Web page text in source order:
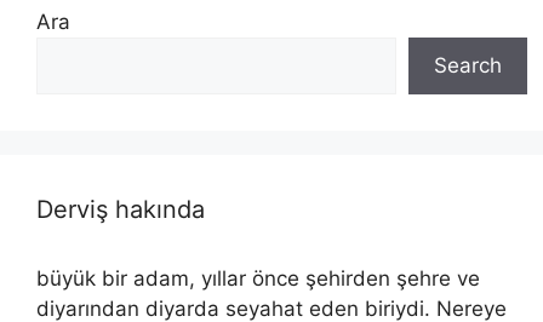
Ara
Search
Derviş hakında
büyük bir adam, yıllar önce şehirden şehre ve
diyarından diyarda seyahat eden biriydi. Nereye